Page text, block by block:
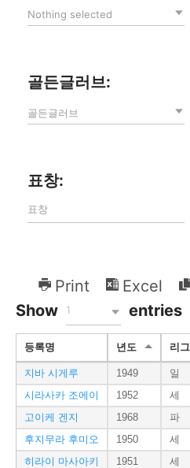
Nothing selected
골든글러브:
골든글러브
표창:
Print Excel
Show
1 entries
등록명 년도 리그
지바 시게루 1949 일
시라사카 조에이
1952 세
고이케 겐지
1968 파
후지무라 후미오
1950 세
히라이 마사아키
1951 세